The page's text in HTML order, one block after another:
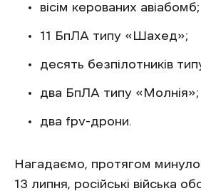
вісім керованих авіабомб;
11 БпЛА типу «Шахед»;
десять безпілотників
два БпЛА типу «Молнія»;
два fpv-дрони.
Нагадаємо, протягом
13 липня, російські війська